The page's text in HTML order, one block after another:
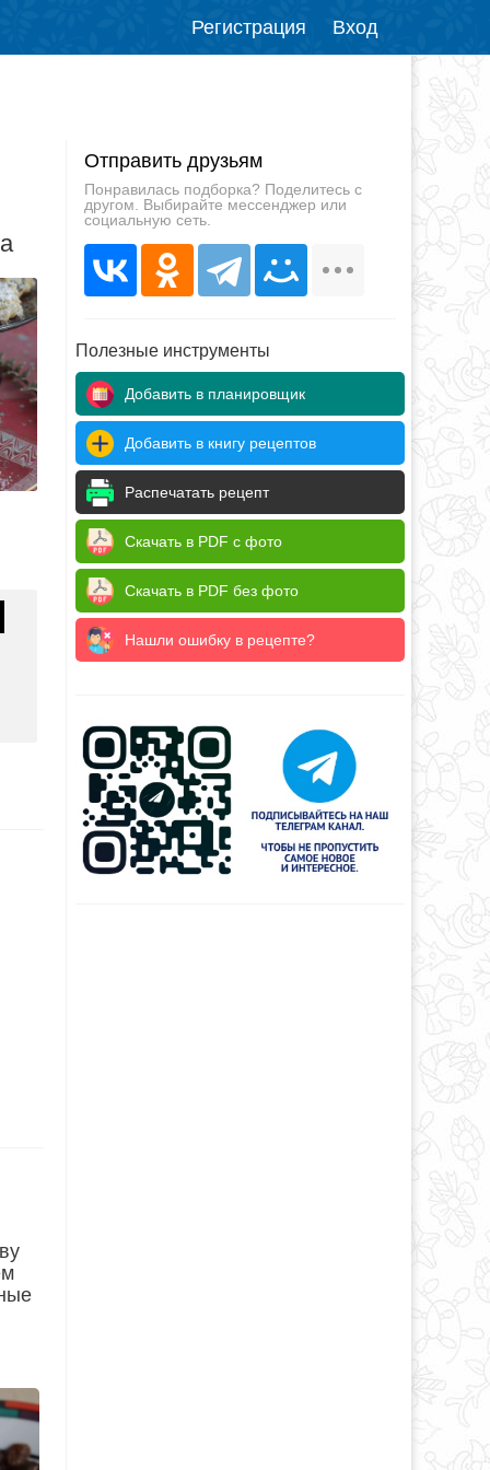
Регистрация Вход
Отправить друзьям
Понравилась подборка? Поделитесь с
другом. Выбирайте мессенджер или
социальную сеть.
Полезные инструменты
Добавить в планировщик
Добавить в книгу рецептов
Распечатать рецепт
Скачать в PDF с фото
Скачать в PDF без фото
Нашли ошибку в рецепте?